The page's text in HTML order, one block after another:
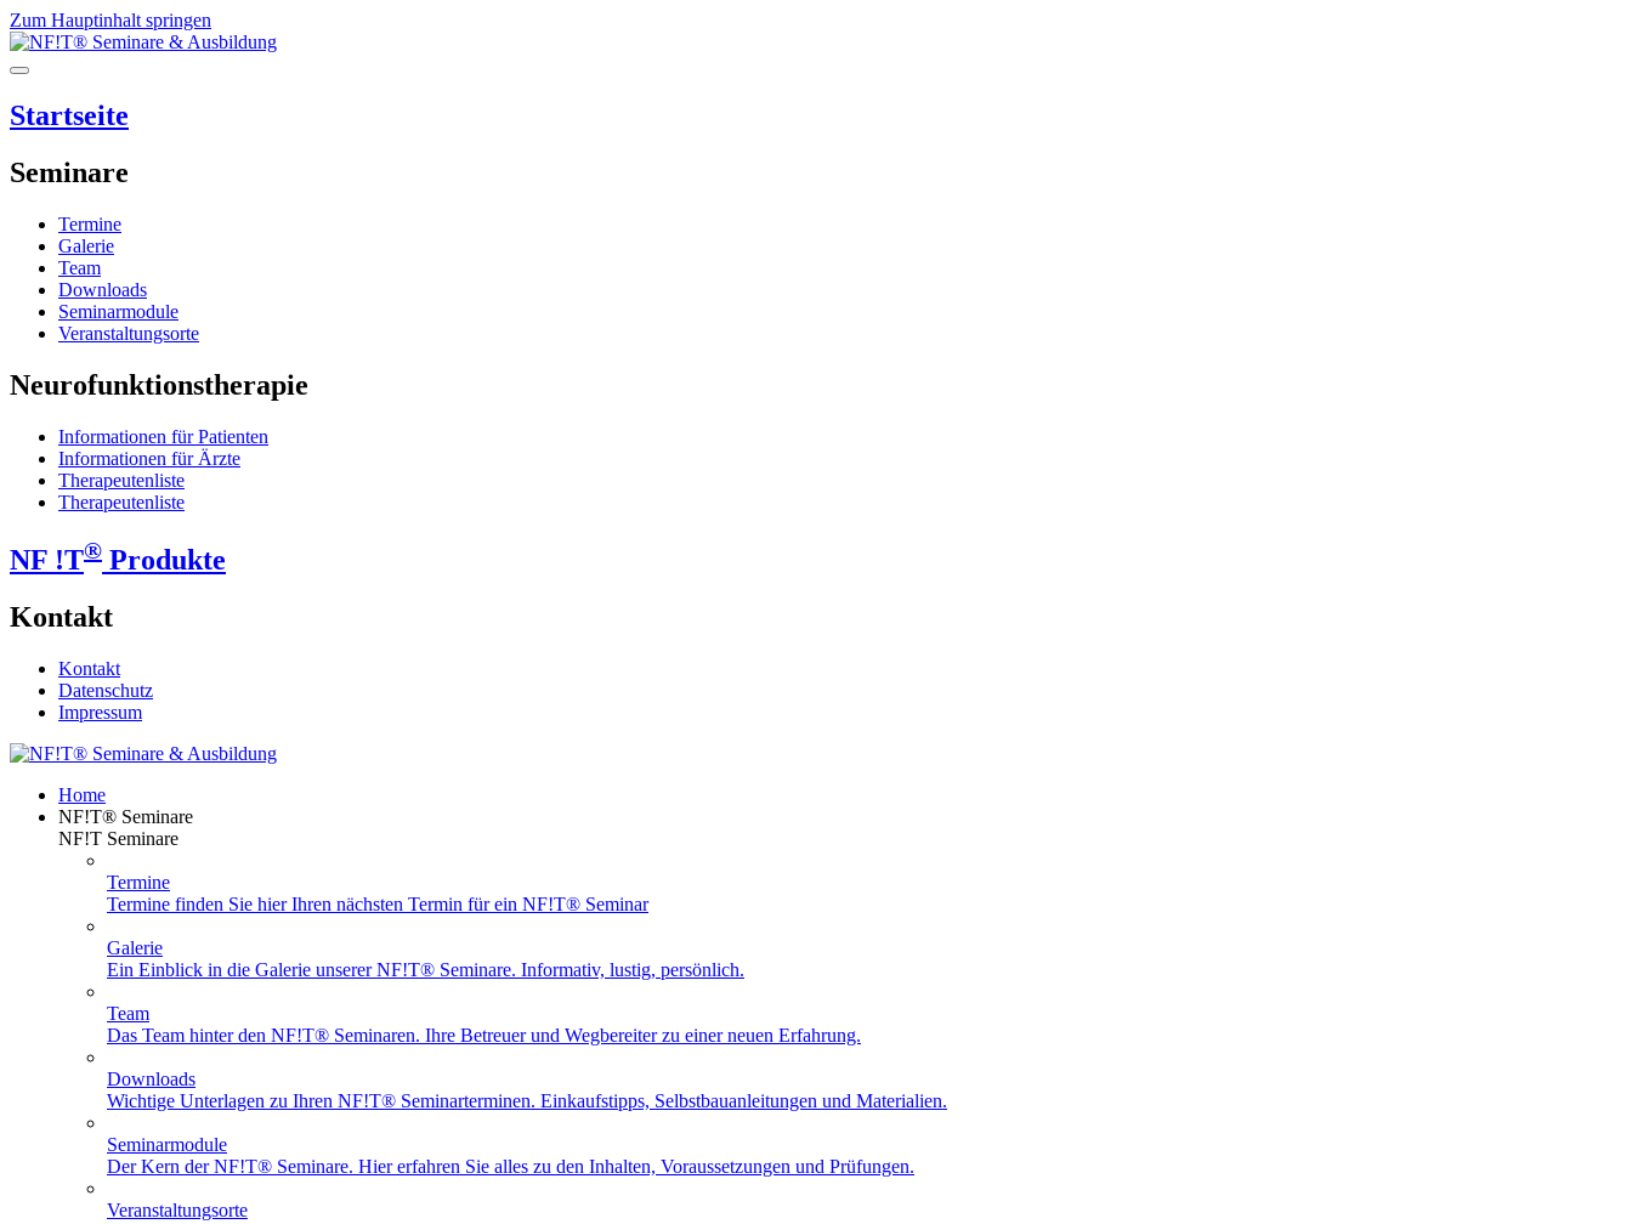
Zum Hauptinhalt springen
Startseite
Seminare
Termine
Galerie
Team
Downloads
Seminarmodule
Veranstaltungsorte
Neurofunktionstherapie
Informationen für Patienten
Informationen für Ärzte
Therapeutenliste
Therapeutenliste
NF !T® Produkte
Kontakt
Kontakt
Datenschutz
Impressum
Home
NF!T® Seminare
NF!T Seminare
Termine
Termine finden Sie hier Ihren nächsten Termin für ein NF!T® Seminar
Galerie
Ein Einblick in die Galerie unserer NF!T® Seminare. Informativ, lustig, persönlich.
Team
Das Team hinter den NF!T® Seminaren. Ihre Betreuer und Wegbereiter zu einer neuen Erfahrung.
Downloads
Wichtige Unterlagen zu Ihren NF!T® Seminarterminen. Einkaufstipps, Selbstbauanleitungen und Materialien.
Seminarmodule
Der Kern der NF!T® Seminare. Hier erfahren Sie alles zu den Inhalten, Voraussetzungen und Prüfungen.
Veranstaltungsorte